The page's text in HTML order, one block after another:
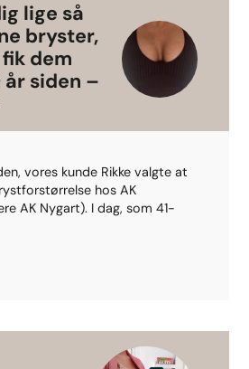
lige så
bryster,
dem
år siden –
vores kunde Rikke valgte at
hos AK
AK Nygart). I dag, som 41-